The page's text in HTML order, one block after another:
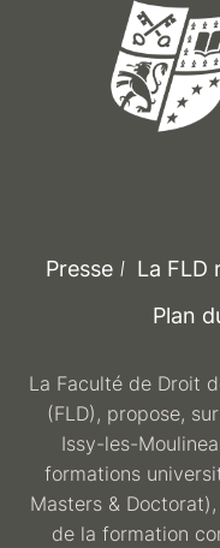
Presse La FLD
Plan
La Faculté de Droit
(FLD), propose,
Issy-les-
formations
Masters &
de la formation